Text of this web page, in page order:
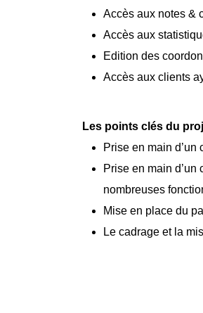
Accès aux notes &
Accès aux
Edition des
Accès aux clients
Les points clés du
Prise en main d’un
Prise en main
nombreuses
Mise en place du
Le cadrage et la